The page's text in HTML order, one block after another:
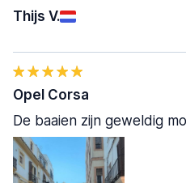
Thijs V.
Opel Corsa
De baaien zijn geweldig